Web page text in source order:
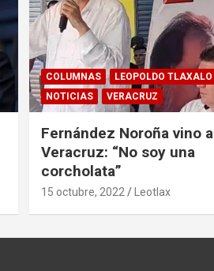
COLUMNAS
LEOPOLDO TLAXALO
NOTICIAS
VERACRUZ
Fernández Noroña vino a
Veracruz: “No soy una
corcholata”
15 octubre, 2022 Leotlax